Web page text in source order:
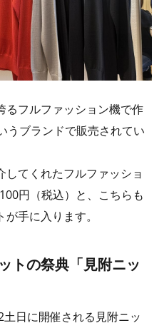
るフルファッション機で作
うブランドで販売されてい
てくれたフルファッショ
円（税込）と、こちらも
手に入ります。
トの祭典「見附ニッ
日に開催される見附ニッ